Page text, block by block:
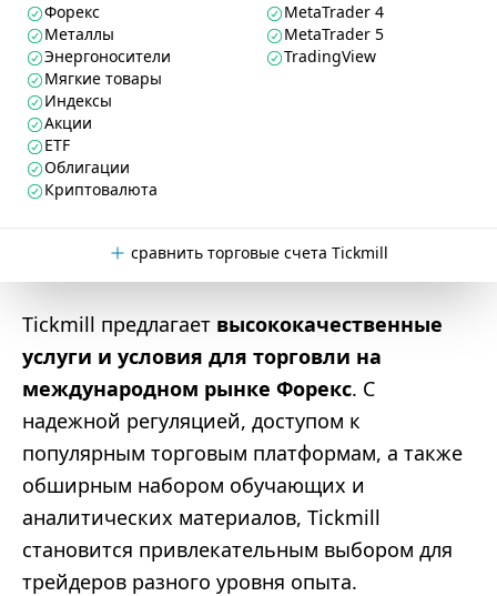
Форекс
Металлы
Энергоносители
Мягкие товары
Индексы
Акции
ETF
Облигации
Криптовалюта
MetaTrader 4
MetaTrader 5
TradingView
сравнить торговые счета Tickmill
Tickmill предлагает высококачественные
услуги и условия для торговли на
международном рынке Форекс. С
надежной регуляцией, доступом к
популярным торговым платформам, а также
обширным набором обучающих и
аналитических материалов, Tickmill
становится привлекательным выбором для
трейдеров разного уровня опыта.